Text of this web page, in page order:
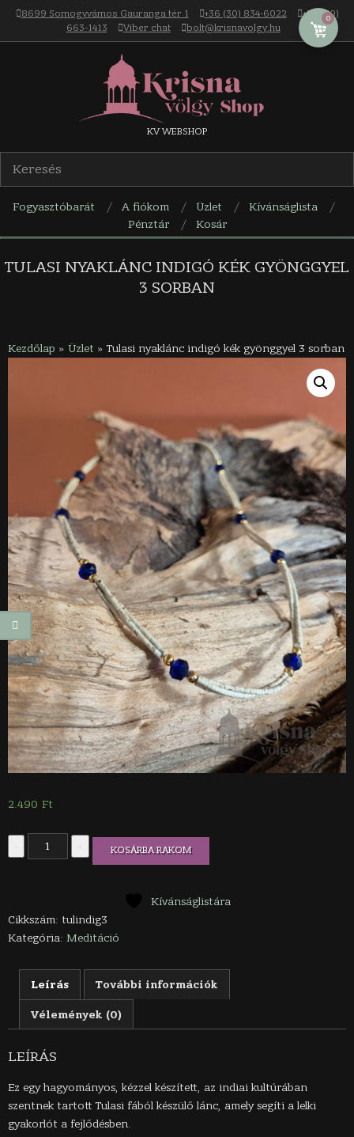
Skip
content
8699 Somogyvámos Gauranga tér 1 +36 (30) 834-6022
+36 (30)
663-1413
Viber chat bolt@krisnavolgy.hu
Krisna-
völgy
webáruház
KV WEBSHOP
Fogyasztóbarát A fiókom Üzlet
Kívánságlista
Pénztár
Kosár
Menu
TULASI NYAKLÁNC INDIGÓ KÉK GYÖNGGYEL
3 SORBAN
Kezdőlap » Üzlet »Tulasi nyaklánc indigó kék gyönggyel 3 sorban
2.490 Ft
Tulasi
nyaklánc
3
mennyiség
KOSÁRBA RAKOM
Kívánságlistára
Cikkszám: tulindig3
Kategória: Meditáció
Leírás További információk
Vélemények (0)
LEÍRÁS
Ez egy hagyományos, kézzel készített, az indiai kultúrában
szentnek tartott Tulasi fából készülő lánc, amely segíti a lelki
gyakorlót a fejlődésben.
0